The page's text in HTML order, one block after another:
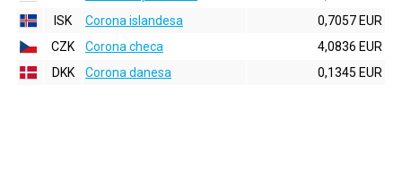
ISK
Corona islandesa
0,7057 EUR
CZK
Corona checa
4,0836 EUR
DKK
Corona danesa 0,1345 EUR